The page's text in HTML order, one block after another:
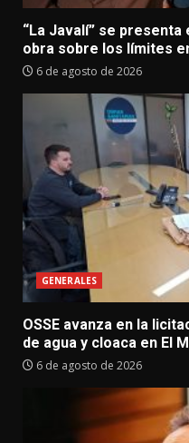
“La Javalí” se
obra sobre los límites
6 de agosto de 2026
GENERALES
OSSE avanza en la
de agua y cloaca en El
6 de agosto de 2026